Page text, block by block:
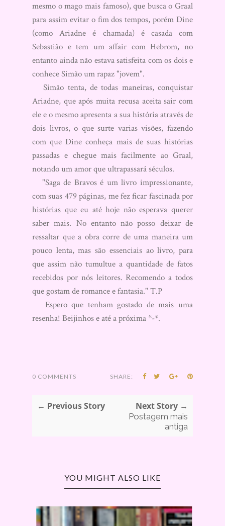
mesmo o mago mais famoso), que busca o Graal
para assim evitar o fim dos tempos, porém Dine
(como Ariadne é chamada) é casada com
Sebastião e tem um affair com Hebrom, no
entanto ainda não estava satisfeita com os dois e
conhece Simão um rapaz "jovem".
Simão tenta, de todas maneiras, conquistar
Ariadne, que após muita recusa aceita sair com
ele e o mesmo apresenta a sua história através de
dois livros, o que surte varias visões, fazendo
com que Dine conheça mais de suas histórias
passadas e chegue mais facilmente ao Graal,
notando um amor que ultrapassará séculos.
"Saga de Bravos é um livro impressionante,
com suas 479 páginas, me fez ficar fascinada por
histórias que eu até hoje não esperava querer
saber mais. No entanto não posso deixar de
ressaltar que a obra corre de uma maneira um
pouco lenta, mas são essenciais ao livro, para
que assim não tumultue a quantidade de fatos
recebidos por nós leitores. Recomendo a todos
que gostam de romance e fantasia." T.P
Espero que tenham gostado de mais uma
resenha! Beijinhos e até a próxima *-*.
0 COMMENTS SHARE:
← Previous Story Next Story →
Postagem mais
antiga
YOU MIGHT ALSO LIKE